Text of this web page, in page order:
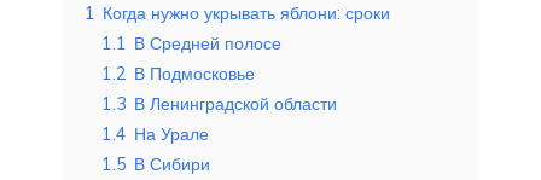
1 Когда нужно укрывать яблони: сроки
1.1 В Средней полосе
1.2 В Подмосковье
1.3 В Ленинградской области
1.4 На Урале
1.5 В Сибири